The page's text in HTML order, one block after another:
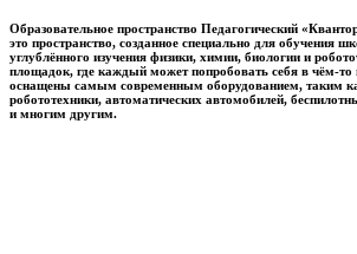
Образовательное пространство Педагогический
это пространство, созданное специально для обучения
углублённого изучения физики, химии, биологии и
площадок, где каждый может попробовать себя в чём-
оснащены самым современным оборудованием, таким
робототехники, автоматических автомобилей,
и многим другим.